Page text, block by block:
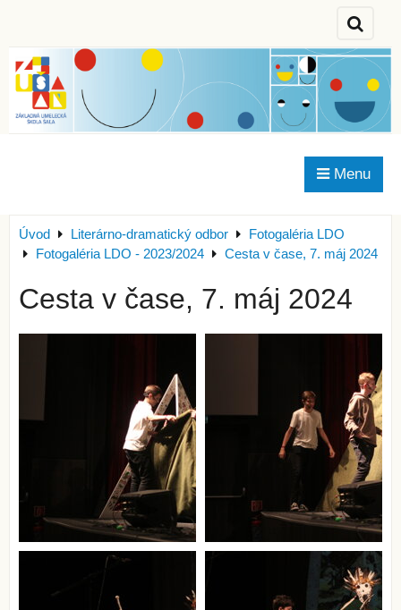
Menu
Úvod Literárno-dramatický odbor
Fotogaléria LDO
Fotogaléria LDO - 2023/2024
Cesta v čase, 7. máj 2024
Cesta v čase, 7. máj 2024